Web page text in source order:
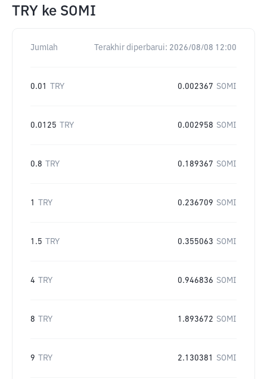
TRY ke SOMI
Jumlah Terakhir diperbarui: 2026/08/08 12:00
0.01 TRY 0.002367 SOMI
0.0125 TRY 0.002958 SOMI
0.8 TRY 0.189367 SOMI
1 TRY 0.236709 SOMI
1.5 TRY 0.355063 SOMI
4 TRY 0.946836 SOMI
8 TRY 1.893672 SOMI
9 TRY 2.130381 SOMI